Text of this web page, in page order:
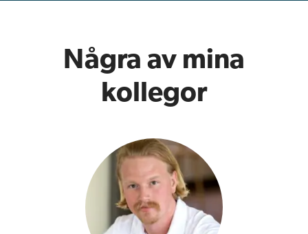
Några av mina
kollegor